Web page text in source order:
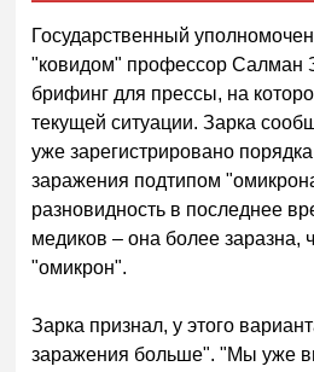
Государственный
"ковидом" профессор Салман
брифинг для прессы, на
текущей ситуации. Зарка
уже зарегистрировано
заражения подтипом
разновидность в последнее
медиков – она более заразна,
"омикрон".
Зарка признал, у этого
заражения больше". "Мы уже